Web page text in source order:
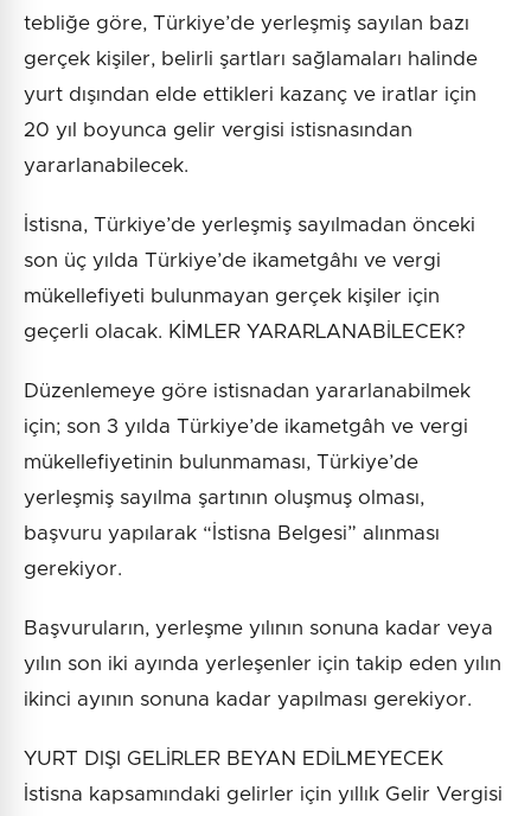
tebliğe göre, Türkiye’de yerleşmiş sayılan bazı
gerçek kişiler, belirli şartları sağlamaları halinde
yurt dışından elde ettikleri kazanç ve iratlar için
20 yıl boyunca gelir vergisi istisnasından
yararlanabilecek.
İstisna, Türkiye’de yerleşmiş sayılmadan önceki
son üç yılda Türkiye’de ikametgâhı ve vergi
mükellefiyeti bulunmayan gerçek kişiler için
geçerli olacak. KİMLER YARARLANABİLECEK?
Düzenlemeye göre istisnadan yararlanabilmek
için; son 3 yılda Türkiye’de ikametgâh ve vergi
mükellefiyetinin bulunmaması, Türkiye’de
yerleşmiş sayılma şartının oluşmuş olması,
başvuru yapılarak “İstisna Belgesi” alınması
gerekiyor.
Başvuruların, yerleşme yılının sonuna kadar veya
yılın son iki ayında yerleşenler için takip eden yılın
ikinci ayının sonuna kadar yapılması gerekiyor.
YURT DIŞI GELİRLER BEYAN EDİLMEYECEK
İstisna kapsamındaki gelirler için yıllık Gelir Vergisi